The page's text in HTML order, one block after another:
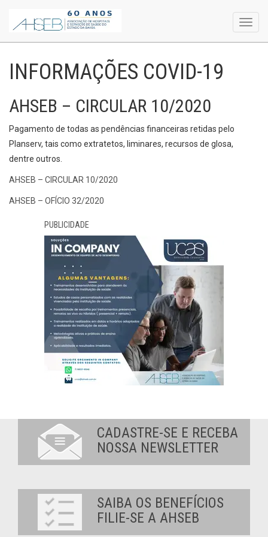
INFORMAÇÕES COVID-19
AHSEB – CIRCULAR 10/2020
Pagamento de todas as pendências financeiras retidas pelo
Planserv, tais como extratetos, liminares, recursos de glosa,
dentre outros.
AHSEB – CIRCULAR 10/2020
AHSEB – OFÍCIO 32/2020
PUBLICIDADE
CADASTRE-SE E RECEBA
NOSSA NEWSLETTER
SAIBA OS BENEFÍCIOS
FILIE-SE A AHSEB